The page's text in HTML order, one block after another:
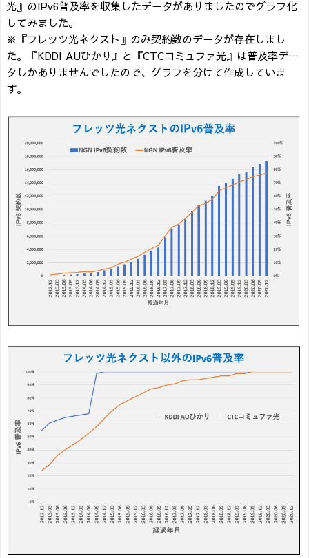
光』のIPv6普及率を収集したデータがありましたのでグラフ化
してみました。
※『フレッツ光ネクスト』のみ契約数のデータが存在しまし
た。『KDDI AUひかり』と『CTCコミュファ光』は普及率デー
タしかありませんでしたので、グラフを分けて作成していま
す。